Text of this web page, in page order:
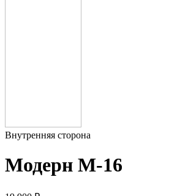
Внутренняя сторона
Модерн М-16